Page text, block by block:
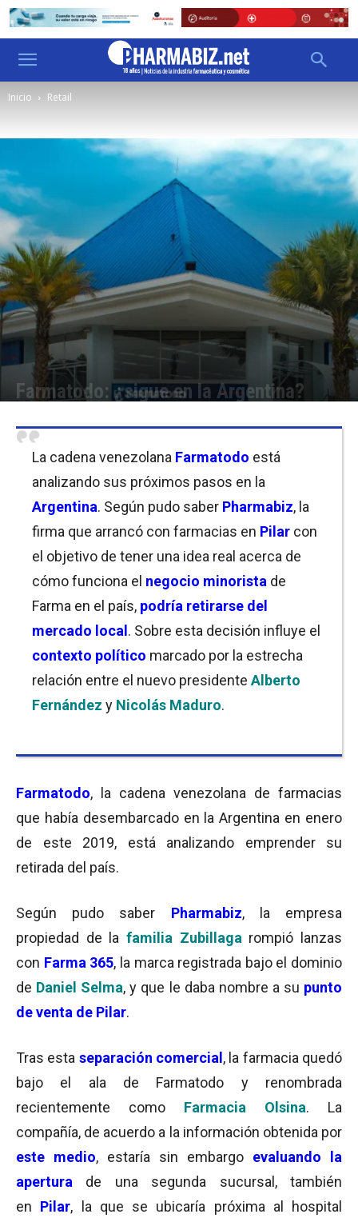
Inicio Retail
Farmatodo: ¿sigue en la Argentina?
La cadena venezolana Farmatodo está
analizando sus próximos pasos en la
Argentina. Según pudo saber Pharmabiz, la
firma que arrancó con farmacias en Pilar con
el objetivo de tener una idea real acerca de
cómo funciona el negocio minorista de
Farma en el país, podría retirarse del
mercado local . Sobre esta decisión influye el
contexto político marcado por la estrecha
relación entre el nuevo presidente Alberto
Fernández y Nicolás Maduro.
Farmatodo, la cadena venezolana de farmacias
que había desembarcado en la Argentina en enero
de este 2019, está analizando emprender su
retirada del país.
Según pudo saber Pharmabiz, la empresa
propiedad de la familia Zubillaga rompió lanzas
con Farma 365, la marca registrada bajo el dominio
de Daniel Selma, y que le daba nombre a su punto
de venta de Pilar.
Tras esta separación comercial , la farmacia quedó
bajo el ala de Farmatodo y renombrada
recientemente como Farmacia Olsina. La
compañía, de acuerdo a la información obtenida por
este medio, estaría sin embargo evaluando la
apertura
de una segunda sucursal, también
en Pilar, la que se ubicaría próxima al hospital